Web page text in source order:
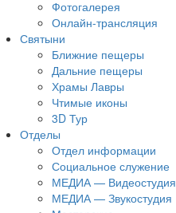
Фотогалерея
Онлайн-трансляция
Святыни
Ближние пещеры
Дальние пещеры
Храмы Лавры
Чтимые иконы
3D Тур
Отделы
Отдел информации
Социальное служение
МЕДИА — Видеостудия
МЕДИА — Звукостудия